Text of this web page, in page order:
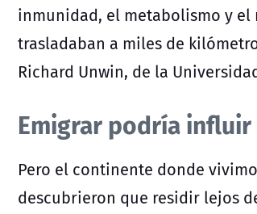
inmunidad, el metabolismo y
trasladaban a miles de
Richard Unwin, de la
Emigrar podría
Pero el continente donde
descubrieron que residir lejos